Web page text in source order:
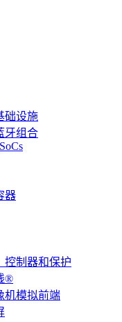
础设施
牙组合
器
控制器和保护
®
机模拟前端